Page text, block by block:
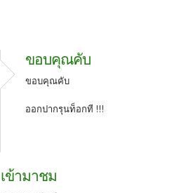
ขอบคุณคับ
ขอบคุณคับ
ออกปากรุนท็อกที !!!
เข้ามาชม